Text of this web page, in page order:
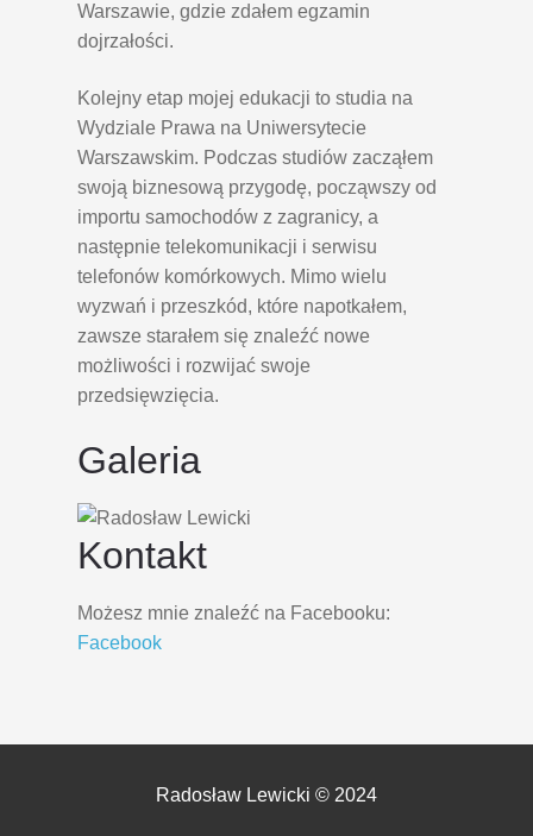
Warszawie, gdzie zdałem egzamin
dojrzałości.
Kolejny etap mojej edukacji to studia na
Wydziale Prawa na Uniwersytecie
Warszawskim. Podczas studiów zacząłem
swoją biznesową przygodę, począwszy od
importu samochodów z zagranicy, a
następnie telekomunikacji i serwisu
telefonów komórkowych. Mimo wielu
wyzwań i przeszkód, które napotkałem,
zawsze starałem się znaleźć nowe
możliwości i rozwijać swoje
przedsięwzięcia.
Galeria
Kontakt
Możesz mnie znaleźć na Facebooku:
Facebook
Radosław Lewicki © 2024